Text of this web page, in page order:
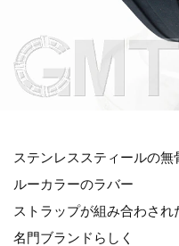
ステンレススティールの
ルーカラーのラバー
ストラップが組み合わさ
名門ブランドらしく